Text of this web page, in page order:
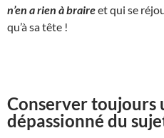
n’en a rien à braireet qui se
qu’à sa tête !
Conserver toujours
dépassionné du